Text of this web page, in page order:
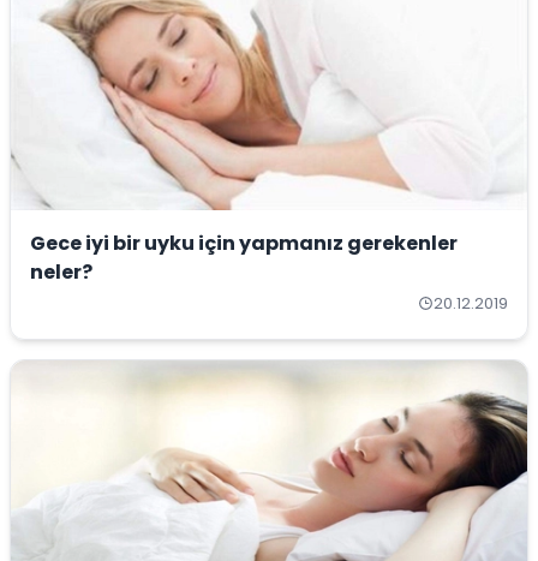
Gece iyi bir uyku için yapmanız gerekenler
neler?
20.12.2019